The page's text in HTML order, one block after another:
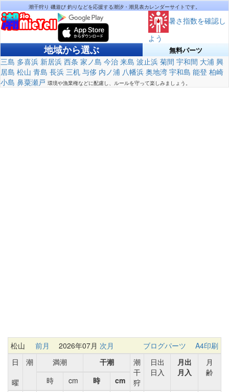
潮干狩り 磯遊び 釣りなどを応援する潮汐・潮見表カレンダーサイトです。
暑さ指数を確認し
よう
地域から選ぶ 無料パーツ
三島 多喜浜 新居浜 西条 家ノ島 今治 来島 波止浜 菊間 宇和間 大浦 興
居島 松山 青島 長浜 三机 与侈 内ノ浦 八幡浜 奥地湾 宇和島 能登 柏崎
小島 鼻粟瀬戸 環境や漁業権などに配慮し、ルールを守って楽しみましょう。
松山 前月 2026年07月 次月 ブログパーツ
A4印刷
日
曜
潮 満潮 干潮
潮
干
狩
日出
日入
月出
月入
月
齢
時
cm 時
cm